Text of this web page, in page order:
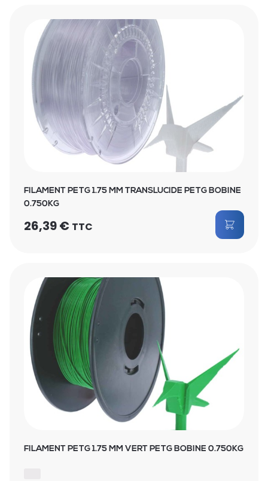
FILAMENT PETG 1.75 MM TRANSLUCIDE PETG BOBINE
0.750KG
26,39€ TTC
FILAMENT PETG 1.75 MM VERT PETG BOBINE 0.750KG